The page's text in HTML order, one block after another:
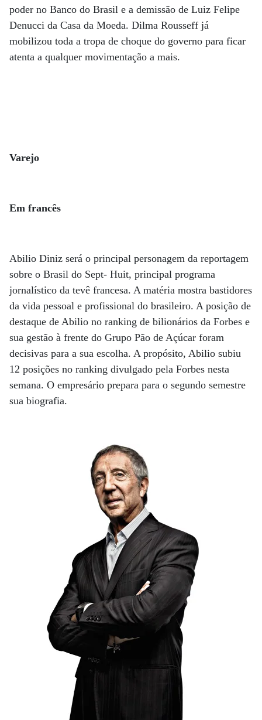
poder no Banco do Brasil e a demissão de Luiz Felipe
Denucci da Casa da Moeda. Dilma Rousseff já
mobilizou toda a tropa de choque do governo para ficar
atenta a qualquer movimentação a mais.
Varejo
Em francês
Abilio Diniz será o principal personagem da reportagem
sobre o Brasil do Sept- Huit, principal programa
jornalístico da tevê francesa. A matéria mostra bastidores
da vida pessoal e profissional do brasileiro. A posição de
destaque de Abilio no ranking de bilionários da Forbes e
sua gestão à frente do Grupo Pão de Açúcar foram
decisivas para a sua escolha. A propósito, Abilio subiu
12 posições no ranking divulgado pela Forbes nesta
semana. O empresário prepara para o segundo semestre
sua biografia.